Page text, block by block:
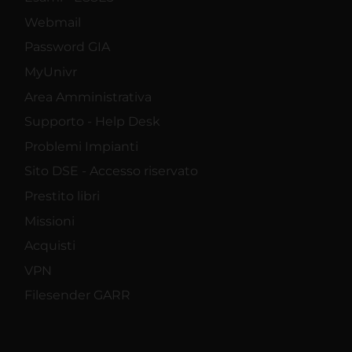
Webmail
Password GIA
MyUnivr
Area Amministrativa
Supporto - Help Desk
Problemi Impianti
Sito DSE - Accesso riservato
Prestito libri
Missioni
Acquisti
VPN
Filesender GARR